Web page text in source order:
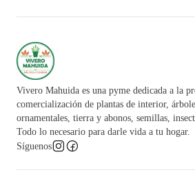
Vivero Mahuida es una pyme dedicada a la
comercialización de plantas de interior,
ornamentales, tierra y abonos, semillas,
Todo lo necesario para darle vida a tu hogar.
Síguenos